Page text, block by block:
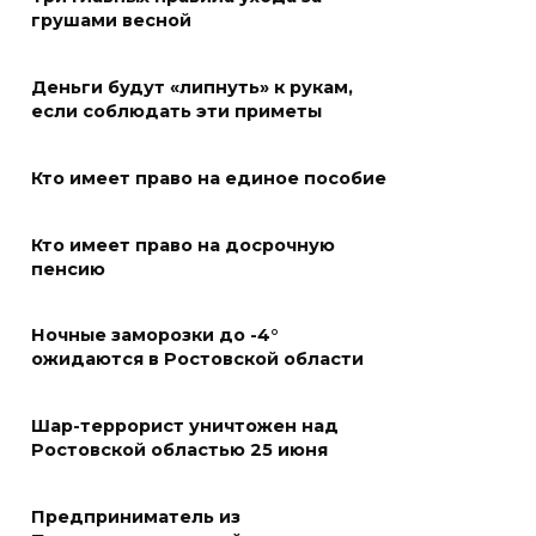
для льготников по проекту
«Моя карта «Мир» прошла на
06 августа 2026 12:03
На Дону пройдет летний
06 августа 2026 11:46
тем, чтобы матч «Ростова»
против «Рубина» состоялся со
06 августа 2026 11:45
На стадионе «Ростов Арена»
грушами весной
Деньги будут «липнуть» к рукам,
если соблюдать эти приметы
Кто имеет право на единое пособие
Кто имеет право на досрочную
пенсию
Ночные заморозки до -4°
ожидаются в Ростовской области
Шар-террорист уничтожен над
Ростовской областью 25 июня
Предприниматель из